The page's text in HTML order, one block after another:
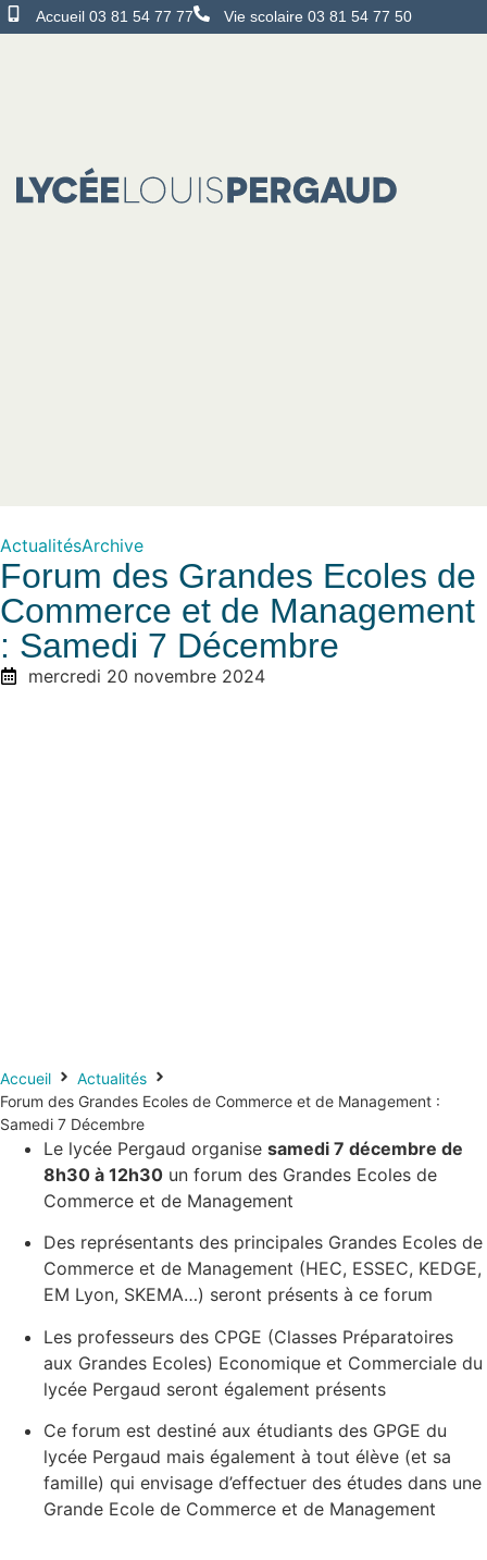
Accueil 03 81 54 77 77 Vie scolaire 03 81 54 77 50
ActualitésArchive
Forum des Grandes Ecoles de
Commerce et de Management
: Samedi 7 Décembre
mercredi 20 novembre 2024
Accueil
Actualités
Forum des Grandes Ecoles de Commerce et de Management :
Samedi 7 Décembre
Le lycée Pergaud organise samedi 7 décembre de
8h30 à 12h30 un forum des Grandes Ecoles de
Commerce et de Management
Des représentants des principales Grandes Ecoles de
Commerce et de Management (HEC, ESSEC, KEDGE,
EM Lyon, SKEMA…) seront présents à ce forum
Les professeurs des CPGE (Classes Préparatoires
aux Grandes Ecoles) Economique et Commerciale du
lycée Pergaud seront également présents
Ce forum est destiné aux étudiants des GPGE du
lycée Pergaud mais également à tout élève (et sa
famille) qui envisage d’effectuer des études dans une
Grande Ecole de Commerce et de Management